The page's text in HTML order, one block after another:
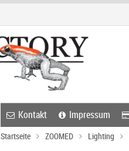
Kontakt
Impressum
Startseite ZOOMED Lighting